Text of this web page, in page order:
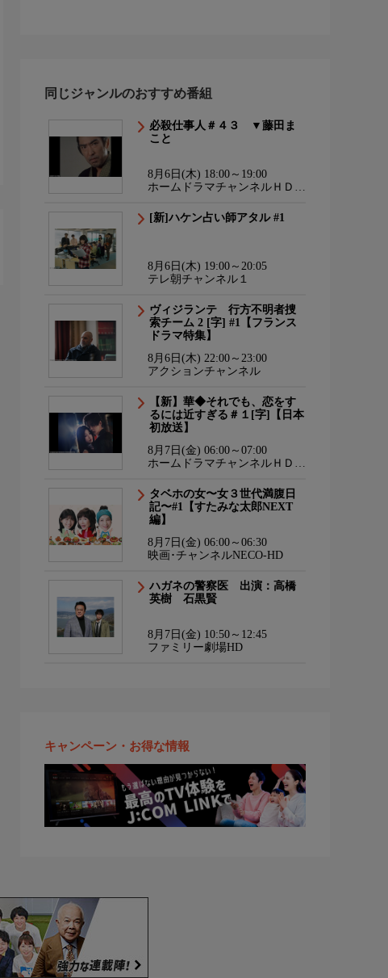
同じジャンルのおすすめ番組
必殺仕事人＃４３ ▼藤田ま
こと
8月6日(木) 18:00～19:00
ホームドラマチャンネルＨＤ
[新]ハケン占い師アタル #1
8月6日(木) 19:00～20:05
テレ朝チャンネル１
ヴィジランテ 行方不明者捜
索チーム 2 [字] #1【フランス
ドラマ特集】
8月6日(木) 22:00～23:00
アクションチャンネル
【新】華◆それでも、恋をす
るには近すぎる＃１[字]【日本
初放送】
8月7日(金) 06:00～07:00
ホームドラマチャンネルＨＤ
タベホの女〜女３世代満腹日
記〜#1【すたみな太郎NEXT
編】
8月7日(金) 06:00～06:30
映画･チャンネルNECO-HD
ハガネの警察医 出演：高橋
英樹 石黒賢
8月7日(金) 10:50～12:45
ファミリー劇場HD
キャンペーン・お得な情報